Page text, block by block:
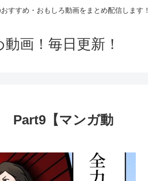
すすめ・おもしろ動画をまとめ配信します！
画！毎日更新！
Part9【マンガ動